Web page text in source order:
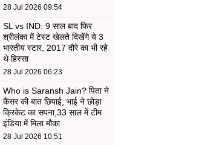
28 Jul 2026 09:54
SL vs IND: 9 साल बाद फिर
श्रीलंका में टेस्ट खेलते दिखेंगे ये 3
भारतीय स्टार, 2017 दौरे का भी रहे
थे हिस्सा
28 Jul 2026 06:23
Who is Saransh Jain? पिता ने
कैंसर की बात छिपाई, भाई ने छोड़ा
क्रिकेट का सपना,33 साल में टीम
इंडिया में मिला मौका
28 Jul 2026 10:51